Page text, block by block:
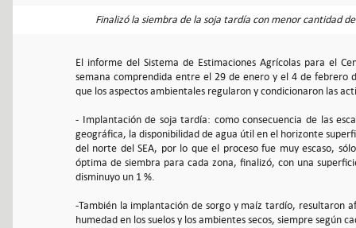
Finalizó la siembra de la soja tardía con menor cantidad
El informe del Sistema de Estimaciones Agrícolas para el
semana comprendida entre el 29 de enero y el 4 de febrero
que los aspectos ambientales regularon y condicionaron las
- Implantación de soja tardía: como consecuencia de las
geográfica, la disponibilidad de agua útil en el horizonte
del norte del SEA, por lo que el proceso fue muy escaso,
óptima de siembra para cada zona, finalizó, con una
disminuyo un 1 %.
-También la implantación de sorgo y maíz tardío, resultaron
humedad en los suelos y los ambientes secos, siempre según